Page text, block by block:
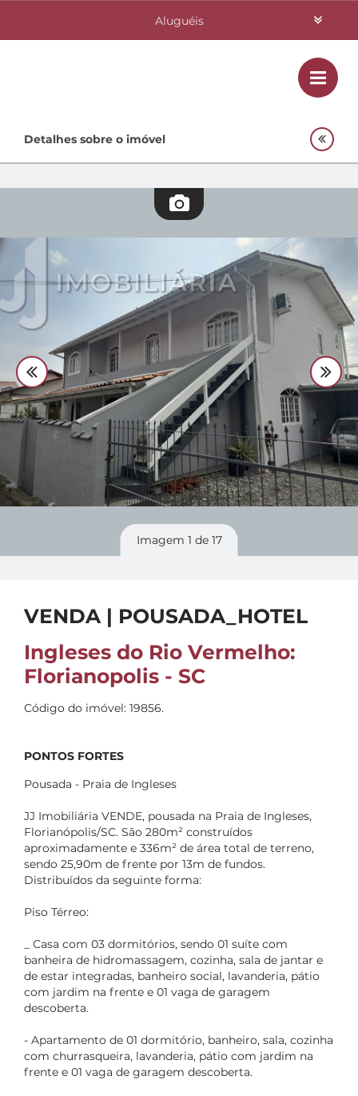
Aluguéis
Investimentos
Quem Somos
Contato
Fale Conosco 48 3364-0079
Plantão 48 99842-0500
Divulgue seu imóvel
Detalhes sobre o imóvel
Imagem 1 de 17
VENDA | POUSADA_HOTEL
Ingleses do Rio Vermelho:
Florianopolis - SC
Código do imóvel: 19856.
PONTOS FORTES
Pousada - Praia de Ingleses
JJ Imobiliária VENDE, pousada na Praia de Ingleses,
Florianópolis/SC. São 280m² construídos
aproximadamente e 336m² de área total de terreno,
sendo 25,90m de frente por 13m de fundos.
Distribuídos da seguinte forma:
Piso Térreo:
_ Casa com 03 dormitórios, sendo 01 suíte com
banheira de hidromassagem, cozinha, sala de jantar e
de estar integradas, banheiro social, lavanderia, pátio
com jardim na frente e 01 vaga de garagem
descoberta.
- Apartamento de 01 dormitório, banheiro, sala, cozinha
com churrasqueira, lavanderia, pátio com jardim na
frente e 01 vaga de garagem descoberta.